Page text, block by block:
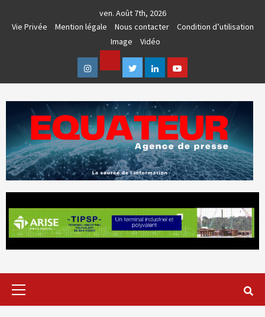
ven. Août 7th, 2026
Vie Privée
Mention légale Nous contacter
Condition d’utilisation
Image
Vidéo
Instagram
Facebook
TwitterLinkedinYoutube
EQUATEUR